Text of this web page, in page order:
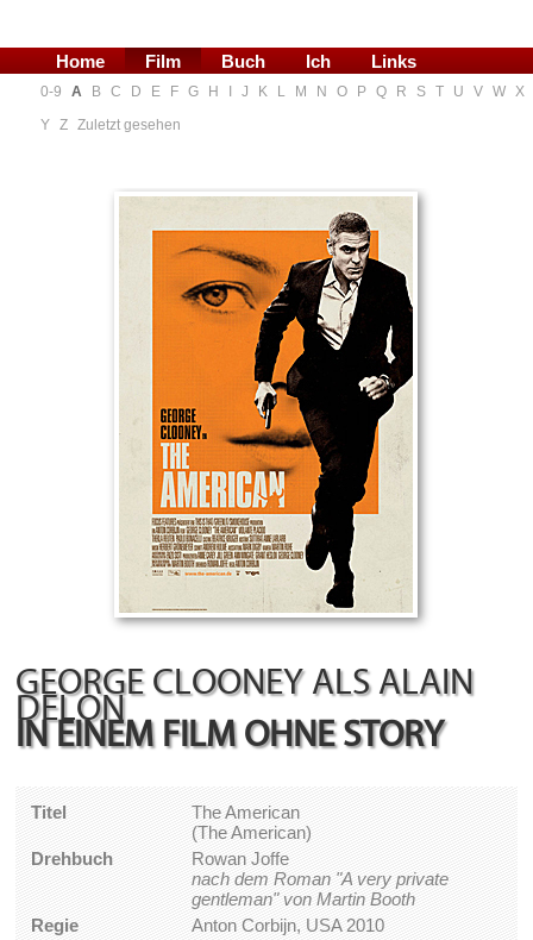
Home Film Buch Ich Links
0-9 A B C D E F G H J K L M N O P Q R S T U V W X
Y Z Zuletzt gesehen
GEORGE CLOONEY ALS ALAIN
DELON
IN EINEM FILM OHNE STORY
Titel
The American
(The American)
Drehbuch
Rowan Joffe
nach dem Roman "A very private
gentleman" von Martin Booth
Regie
Anton Corbijn, USA 2010